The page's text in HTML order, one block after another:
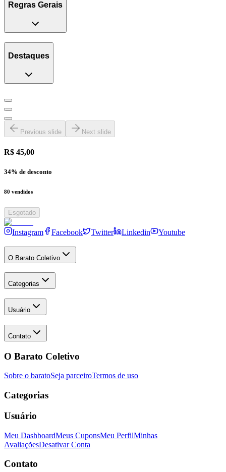
Regras Gerais
Destaques
Previous slide Next slide
R$ 45,00
34% de desconto
80 vendidos
Esgotado
Instagram Facebook Twitter Linkedin Youtube
O Barato Coletivo
Categorias
Usuário
Contato
O Barato Coletivo
Sobre o baratoSeja parceiroTermos de uso
Categorias
Usuário
Meu DashboardMeus CuponsMeu PerfilMinhas
AvaliaçõesDesativar Conta
Contato